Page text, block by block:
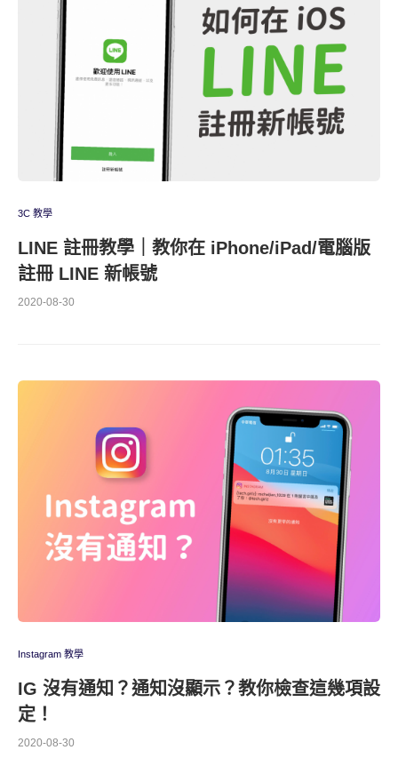
3C 教學
LINE 註冊教學｜教你在 iPhone/iPad/電腦版
註冊 LINE 新帳號
2020-08-30
Instagram 教學
IG 沒有通知？通知沒顯示？教你檢查這幾項設
定！
2020-08-30